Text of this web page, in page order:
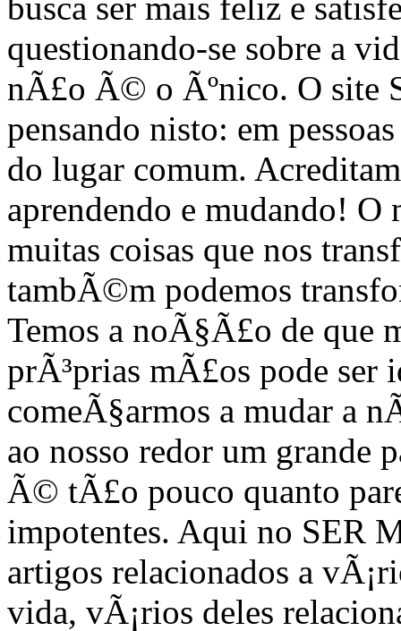
questionando-se sobre a
nÃ£o Ã© o Ãºnico. O site
pensando nisto: em
do lugar comum.
aprendendo e mudando! O
muitas coisas que nos
tambÃ©m podemos
Temos a noÃ§Ã£o de que
prÃ³prias mÃ£os pode
comeÃ§armos a mudar a
ao nosso redor um grande
Ã© tÃ£o pouco quanto
impotentes. Aqui no SER
artigos relacionados a
vida, vÃ¡rios deles